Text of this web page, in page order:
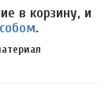
в корзину, и
.